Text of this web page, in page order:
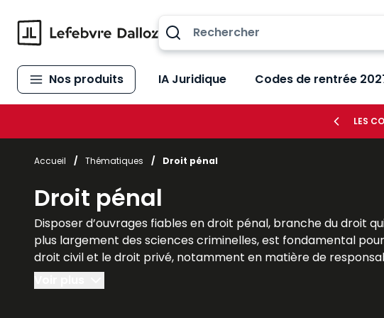
Nos produits IA Juridique Codes de rentrée
LES
Accueil / Thématiques / Droit pénal
Droit pénal
Disposer d’ouvrages fiables en droit pénal, branche du droit
plus largement des sciences criminelles, est fondamental
droit civil et le droit privé, notamment en matière de
peines.